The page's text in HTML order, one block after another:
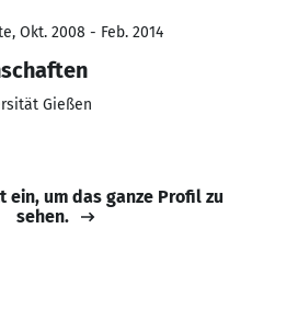
Okt. 2008 - Feb. 2014
Gießen
ein, um das ganze Profil zu
sehen.